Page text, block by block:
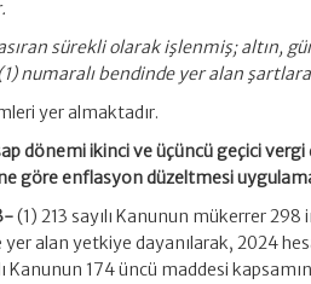
sürekli olarak işlenmiş; altın,
numaralı bendinde yer alan
yer almaktadır.
dönemi ikinci ve üçüncü geçici
göre enflasyon düzeltmesi
(1) 213 sayılı Kanunun mükerrer
yer alan yetkiye dayanılarak, 2024
Kanunun 174 üncü maddesi